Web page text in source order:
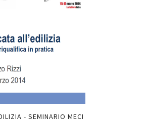
- SEMINARIO MECI